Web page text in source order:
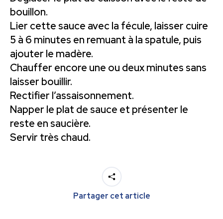
bouillon.
Lier cette sauce avec la fécule, laisser cuire
5 à 6 minutes en remuant à la spatule, puis
ajouter le madère.
Chauffer encore une ou deux minutes sans
laisser bouillir.
Rectifier l’assaisonnement.
Napper le plat de sauce et présenter le
reste en saucière.
Servir très chaud.
Partager cet article